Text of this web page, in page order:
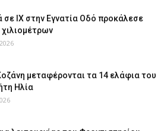
σε ΙΧ στην Εγνατία Οδό προκάλεσε
μεταφέρονται τα 14 ελάφια του
Ηλία